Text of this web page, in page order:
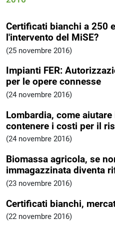
Certificati bianchi a 250
l'intervento del MiSE?
(25 novembre 2016)
Impianti FER:
per le opere connesse
(24 novembre 2016)
Lombardia, come
contenere i costi per il
(24 novembre 2016)
Biomassa agricola, se
immagazzinata diventa
(23 novembre 2016)
Certificati bianchi,
(22 novembre 2016)